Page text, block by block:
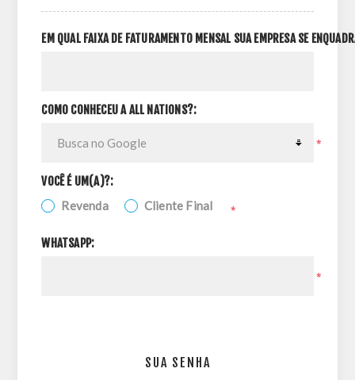
EM QUAL FAIXA DE FATURAMENTO MENSAL SUA EMPRESA SE
COMO CONHECEU A ALL NATIONS?:
*
VOCÊ É UM(A)?:
Revenda Cliente Final *
WHATSAPP:
*
SUA SENHA